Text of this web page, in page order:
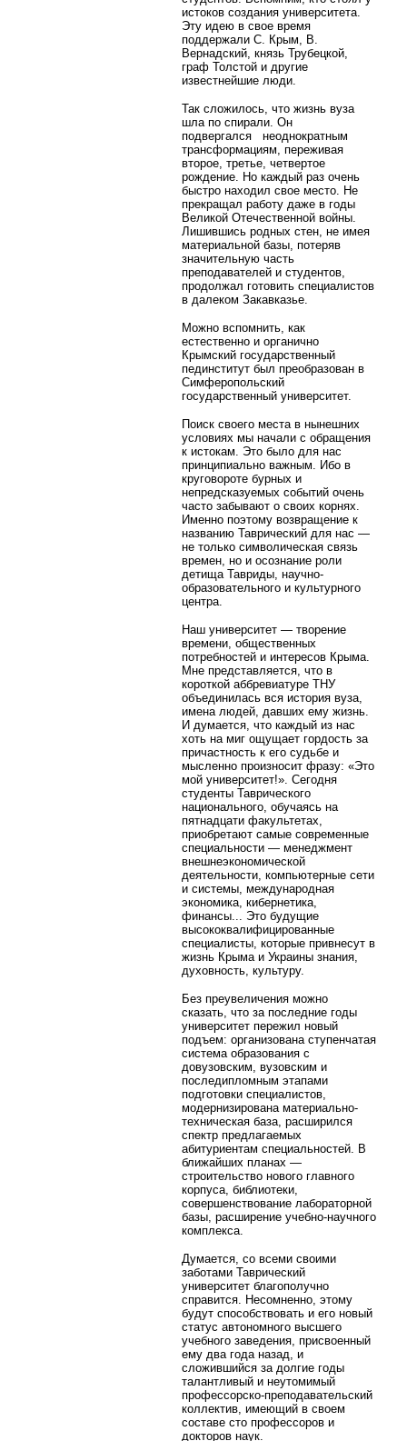
истоков создания университета.
Эту идею в свое время
поддержали С. Крым, В.
Вернадский, князь Трубецкой,
граф Толстой и другие
известнейшие люди.
Так сложилось, что жизнь вуза
шла по спирали. Он
подвергался неоднократным
трансформациям, переживая
второе, третье, четвертое
рождение. Но каждый раз очень
быстро находил свое место. Не
прекращал работу даже в годы
Великой Отечественной войны.
Лишившись родных стен, не имея
материальной базы, потеряв
значительную часть
преподавателей и студентов,
продолжал готовить специалистов
в далеком Закавказье.
Можно вспомнить, как
естественно и органично
Крымский государственный
пединститут был преобразован в
Симферопольский
государственный университет.
Поиск своего места в нынешних
условиях мы начали с обращения
к истокам. Это было для нас
принципиально важным. Ибо в
круговороте бурных и
непредсказуемых событий очень
часто забывают о своих корнях.
Именно поэтому возвращение к
названию Таврический для нас —
не только символическая связь
времен, но и осознание роли
детища Тавриды, научно-
образовательного и культурного
центра.
Наш университет — творение
времени, общественных
потребностей и интересов Крыма.
Мне представляется, что в
короткой аббревиатуре ТНУ
объединилась вся история вуза,
имена людей, давших ему жизнь.
И думается, что каждый из нас
хоть на миг ощущает гордость за
причастность к его судьбе и
мысленно произносит фразу: «Это
мой университет!». Сегодня
студенты Таврического
национального, обучаясь на
пятнадцати факультетах,
приобретают самые современные
специальности — менеджмент
внешнеэкономической
деятельности, компьютерные сети
и системы, международная
экономика, кибернетика,
финансы... Это будущие
высококвалифицированные
специалисты, которые привнесут в
жизнь Крыма и Украины знания,
духовность, культуру.
Без преувеличения можно
сказать, что за последние годы
университет пережил новый
подъем: организована ступенчатая
система образования с
довузовским, вузовским и
последипломным этапами
подготовки специалистов,
модернизирована материально-
техническая база, расширился
спектр предлагаемых
абитуриентам специальностей. В
ближайших планах —
строительство нового главного
корпуса, библиотеки,
совершенствование лабораторной
базы, расширение учебно-научного
комплекса.
Думается, со всеми своими
заботами Таврический
университет благополучно
справится. Несомненно, этому
будут способствовать и его новый
статус автономного высшего
учебного заведения, присвоенный
ему два года назад, и
сложившийся за долгие годы
талантливый и неутомимый
профессорско-преподавательский
коллектив, имеющий в своем
составе сто профессоров и
докторов наук.